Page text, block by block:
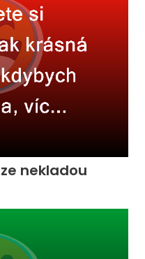
nekladou